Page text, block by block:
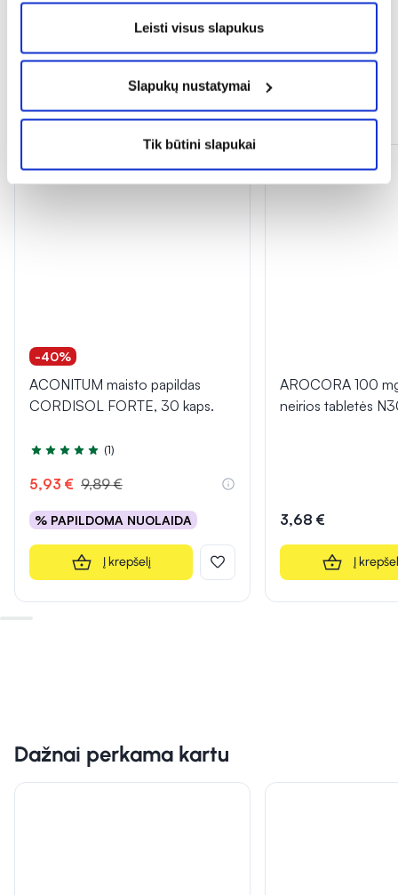
Leisti visus slapukus
Slapukų nustatymai
Tik būtini slapukai
Panašios prekės
-40%
ACONITUM maisto papildas
CORDISOL FORTE, 30 kaps.
Įvertinimas 5.0 iš 5
(1)
5,93 € 9,89 €
% PAPILDOMA NUOLAIDA
Į krepšelį
AROCORA 100
neirios tabletės
3,68 €
Į
Dažnai perkama kartu